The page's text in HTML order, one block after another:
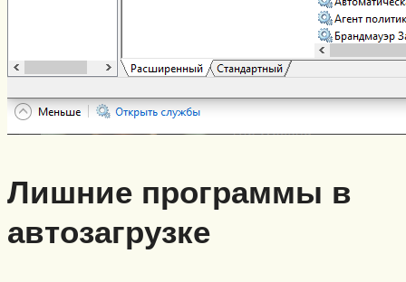
Лишние программы в
автозагрузке